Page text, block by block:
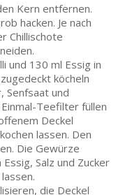
Kern entfernen.
hacken. Je nach
Chillischote
und 130 ml Essig in
köcheln
Senfsaat und
Teefilter füllen
Deckel
lassen. Den
Die Gewürze
Salz und Zucker
die Deckel